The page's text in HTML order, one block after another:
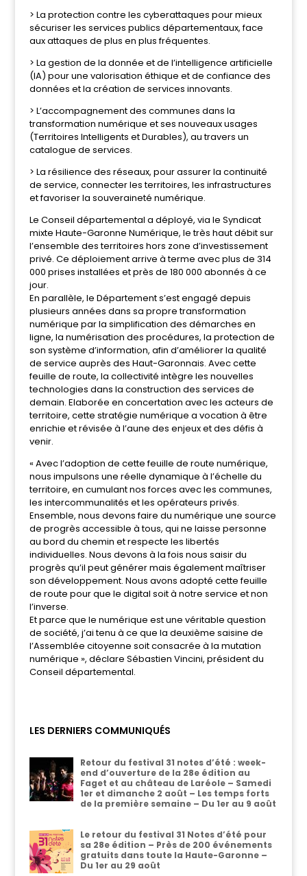
> La protection contre les cyberattaques pour mieux
sécuriser les services publics départementaux, face
aux attaques de plus en plus fréquentes.
> La gestion de la donnée et de l’intelligence artificielle
(IA) pour une valorisation éthique et de confiance des
données et la création de services innovants.
> L’accompagnement des communes dans la
transformation numérique et ses nouveaux usages
(Territoires Intelligents et Durables), au travers un
catalogue de services.
> La résilience des réseaux, pour assurer la continuité
de service, connecter les territoires, les infrastructures
et favoriser la souveraineté numérique.
Le Conseil départemental a déployé, via le Syndicat
mixte Haute-Garonne Numérique, le très haut débit sur
l’ensemble des territoires hors zone d’investissement
privé. Ce déploiement arrive à terme avec plus de 314
000 prises installées et près de 180 000 abonnés à ce
jour.
En parallèle, le Département s’est engagé depuis
plusieurs années dans sa propre transformation
numérique par la simplification des démarches en
ligne, la numérisation des procédures, la protection de
son système d’information, afin d’améliorer la qualité
de service auprès des Haut-Garonnais. Avec cette
feuille de route, la collectivité intègre les nouvelles
technologies dans la construction des services de
demain. Elaborée en concertation avec les acteurs de
territoire, cette stratégie numérique a vocation à être
enrichie et révisée à l’aune des enjeux et des défis à
venir.
« Avec l’adoption de cette feuille de route numérique,
nous impulsons une réelle dynamique à l’échelle du
territoire, en cumulant nos forces avec les communes,
les intercommunalités et les opérateurs privés.
Ensemble, nous devons faire du numérique une source
de progrès accessible à tous, qui ne laisse personne
au bord du chemin et respecte les libertés
individuelles. Nous devons à la fois nous saisir du
progrès qu’il peut générer mais également maîtriser
son développement. Nous avons adopté cette feuille
de route pour que le digital soit à notre service et non
l’inverse.
Et parce que le numérique est une véritable question
de société, j’ai tenu à ce que la deuxième saisine de
l’Assemblée citoyenne soit consacrée à la mutation
numérique », déclare Sébastien Vincini, président du
Conseil départemental.
LES DERNIERS COMMUNIQUÉS
Retour du festival 31 notes d’été : week-
end d’ouverture de la 28e édition au
Faget et au château de Laréole – Samedi
1er et dimanche 2 août – Les temps forts
de la première semaine – Du 1er au 9 août
Le retour du festival 31 Notes d’été pour
sa 28e édition – Près de 200 événements
gratuits dans toute la Haute-Garonne –
Du 1er au 29 août